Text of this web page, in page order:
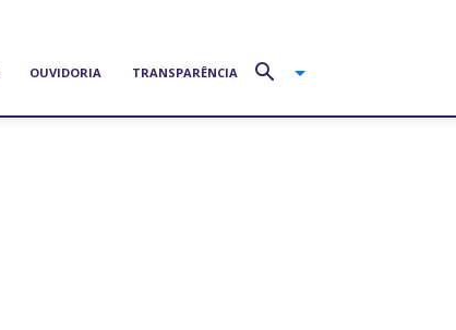
OUVIDORIA TRANSPARÊNCIA